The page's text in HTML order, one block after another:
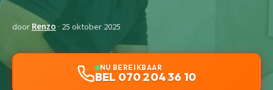
doorRenzo · 25 oktober 2025
NU BEREIKBAAR
BEL 070 204 36 10